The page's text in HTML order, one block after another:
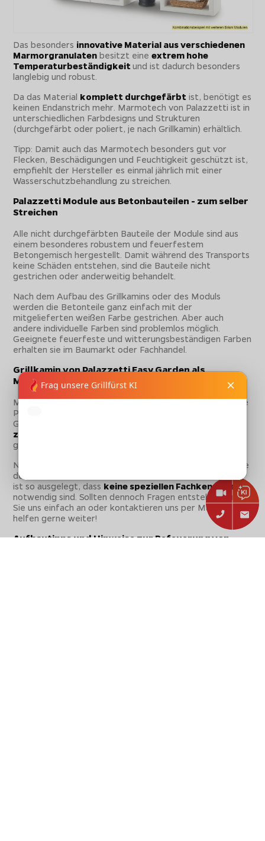
Das besonders innovative Material aus verschiedenen
Marmorgranulaten besitzt eineextrem hohe
Temperaturbeständigkeitund ist dadurch besonders
langlebig und robust.
Da das Material komplett durchgefärbt ist, benötigt es
keinen Endanstrich mehr. Marmotech von Palazzetti ist in
unterschiedlichen Farbdesigns und Strukturen
(durchgefärbt oder poliert, je nach Grillkamin) erhältlich.
Tipp: Damit auch das Marmotech besonders gut vor
Flecken, Beschädigungen und Feuchtigkeit geschützt ist,
empfiehlt der Hersteller es einmal jährlich mit einer
Wasserschutzbehandlung zu streichen.
Palazzetti Module aus Betonbauteilen - zum selber
Streichen
Alle nicht durchgefärbten Bauteile der Module sind aus
einem besonderes robustem und feuerfestem
Betongemisch hergestellt. Damit während des Transports
keine Schäden entstehen, sind die Bauteile nicht
gestrichen oder anderweitig behandelt.
Nach dem Aufbau des Grillkamins oder des Moduls
werden die Betonteile ganz einfach mit der
mitgelieferten weißen Farbe gestrichen. Aber auch
andere individuelle Farben sind problemlos möglich.
Geeignete feuerfeste und witterungsbeständigen Farben
erhalten sie im Baumarkt oder Fachhandel.
Grillkamin von Palazzetti Easy Garden als
Montagebausatz
Mit einer Palazzetti Outdoor Küche ist keine aufwendige
Planung für die eigene Gartenküche notwendig. Der
Grillkamin und die weiteren Module werden als
zusammen mit den benötigten Montagematerialien
ganz einfach per Spedition geliefert.
Nach der Lieferung kann es direkt losgehen. Die Montage
der Easy Garden Grillkamine und Module von Palazzetti
ist so ausgelegt, dass keine speziellen Fachkenntnisse
notwendig sind. Sollten dennoch Fragen entstehen, rufen
Sie uns einfach an oder kontaktieren uns per Mail. Wir
helfen gerne weiter!
Aufbautipps und Hinweise zur Befeuerung von